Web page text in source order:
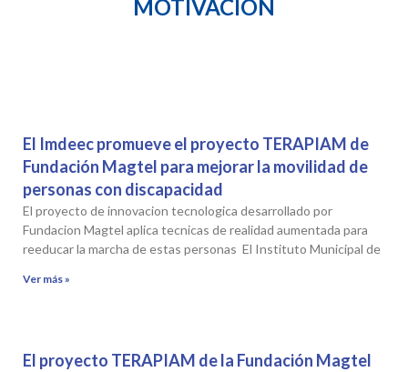
MOTIVACIÓN
El Imdeec promueve el proyecto TERAPIAM de
Fundación Magtel para mejorar la movilidad de
personas con discapacidad
El proyecto de innovacion tecnologica desarrollado por
Fundacion Magtel aplica tecnicas de realidad aumentada para
reeducar la marcha de estas personas El Instituto Municipal de
Ver más »
El proyecto TERAPIAM de la Fundación Magtel